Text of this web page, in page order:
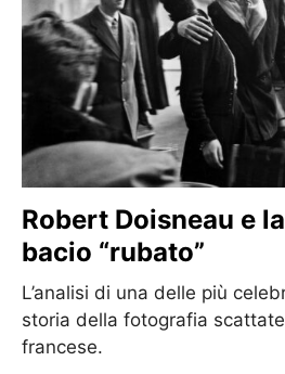
Robert Doisneau e
bacio “rubato”
L’analisi di una delle più
storia della fotografia
francese.